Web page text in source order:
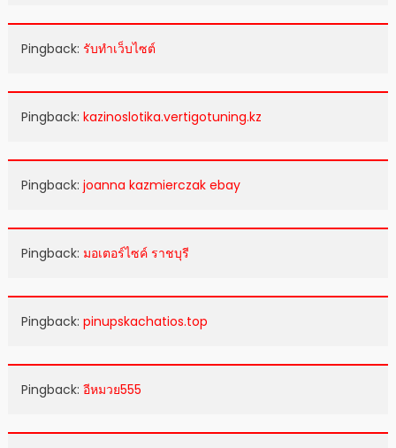
Pingback: รับทำเว็บไซต์
Pingback: kazinoslotika.vertigotuning.kz
Pingback: joanna kazmierczak ebay
Pingback: มอเตอร์ไซค์ ราชบุรี
Pingback: pinupskachatios.top
Pingback: อีหมวย555